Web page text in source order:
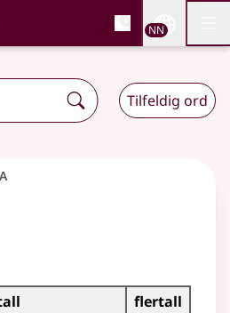
og
NN
Tilfeldig ord
adjektivet
flertall